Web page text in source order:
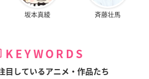
坂本真綾 斉藤壮馬
KEYWORDS
目しているアニメ・作品たち